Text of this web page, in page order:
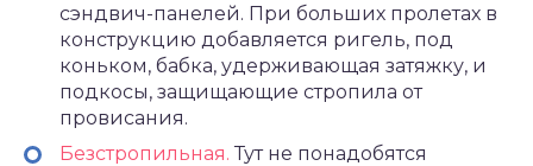
сэндвич-панелей. При больших пролетах в
конструкцию добавляется ригель, под
коньком, бабка, удерживающая затяжку, и
подкосы, защищающие стропила от
провисания.
Безстропильная. Тут не понадобятся